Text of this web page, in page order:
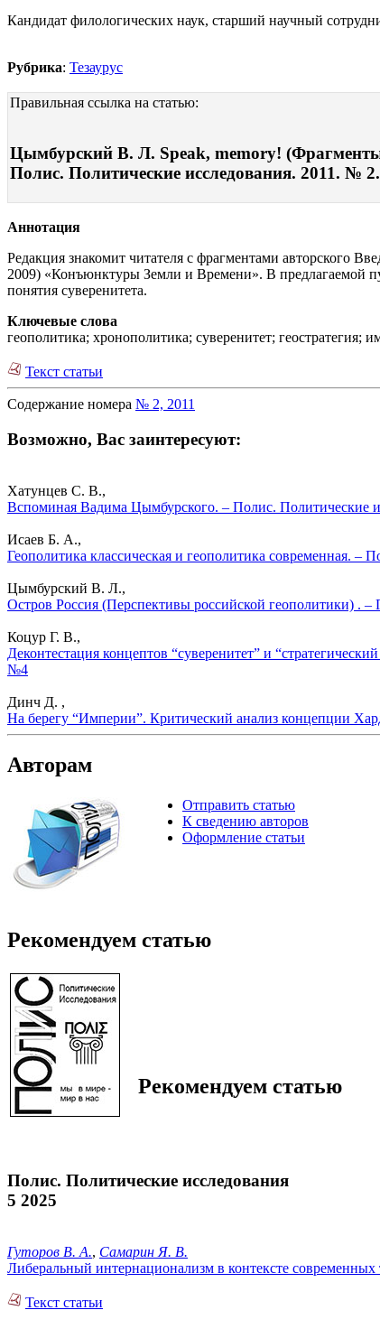
Кандидат филологических наук, старший научный
Рубрика: Тезаурус
Правильная ссылка на статью:
Цымбурский В. Л. Speak, memory!
Полис. Политические исследования. 2011. №
Аннотация
Редакция знакомит читателя с фрагментами авторского
2009) «Конъюнктуры Земли и Времени». В предлагаемой
понятия суверенитета.
Ключевые слова
геополитика; хронополитика; суверенитет; геостратегия;
Текст статьи
Содержание номера № 2, 2011
Возможно, Вас заинтересуют:
Хатунцев С. В.,
Вспоминая Вадима Цымбурского. – Полис. Политические
Исаев Б. А.,
Геополитика классическая и геополитика современная. –
Цымбурский В. Л.,
Остров Россия (Перспективы российской геополитики) .
Коцур Г. В.,
Деконтестация концептов “суверенитет” и
№4
Динч Д. ,
На берегу “Империи”. Критический анализ концепции
Авторам
Отправить статью
К сведению авторов
Оформление статьи
Рекомендуем статью
Рекомендуем статью
Полис. Политические исследования
5 2025
Гуторов В. А., Самарин Я. В.
Либеральный интернационализм в контексте современных
Текст статьи